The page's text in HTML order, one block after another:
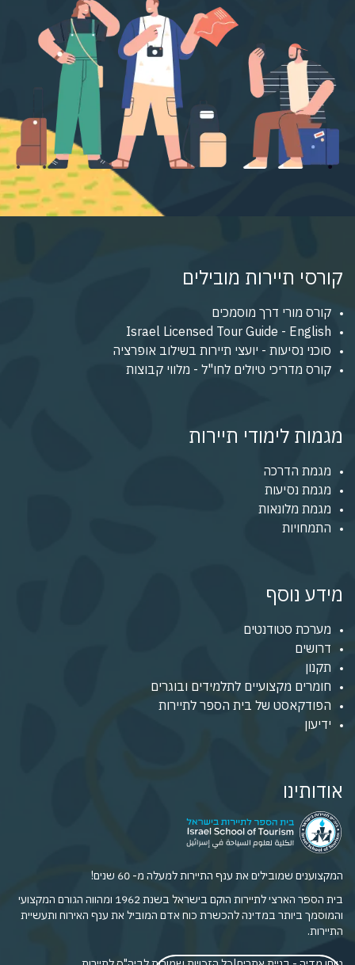
קורסי תיירות מובילים
קורס מורי דרך מוסמכים
Israel Licensed Tour Guide - English
סוכני נסיעות - יועצי תיירות בשילוב אופרציה
קורס מדריכי טיולים לחו"ל - מלווי קבוצות
מגמות לימודי תיירות
מגמת הדרכה
מגמת נסיעות
מגמת מלונאות
התמחויות
מידע נוסף
מערכת סטודנטים
דרושים
תקנון
חומרים מקצועיים לתלמידים ובוגרים
הפודקאסט של בית הספר לתיירות
ידיעון
אודותינו
המקצוענים שמובילים את ענף התיירות למעלה מ- 60 שנים!
בית הספר הארצי לתיירות הוקם בישראל בשנת 1962 ומהווה הגורם המקצועי
והמוסמך ביותר במדינה להכשרת כוח אדם המוביל את ענף האירוח ותעשיית
התיירות.